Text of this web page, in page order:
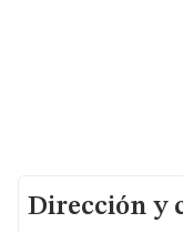
Dirección y